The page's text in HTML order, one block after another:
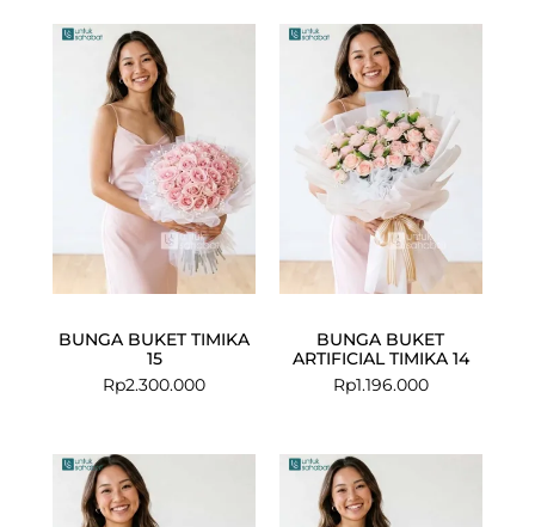
BUNGA BUKET TIMIKA
15
Rp2.300.000
BUNGA BUKET
ARTIFICIAL TIMIKA 14
Rp1.196.000